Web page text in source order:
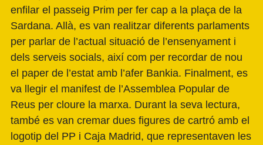
enfilar el passeig Prim per fer cap a la plaça de la
Sardana. Allà, es van realitzar diferents parlaments
per parlar de l’actual situació de l’ensenyament i
dels serveis socials, així com per recordar de nou
el paper de l’estat amb l’afer Bankia. Finalment, es
va llegir el manifest de l’Assemblea Popular de
Reus per cloure la marxa. Durant la seva lectura,
també es van cremar dues figures de cartró amb el
logotip del PP i Caja Madrid, que representaven les